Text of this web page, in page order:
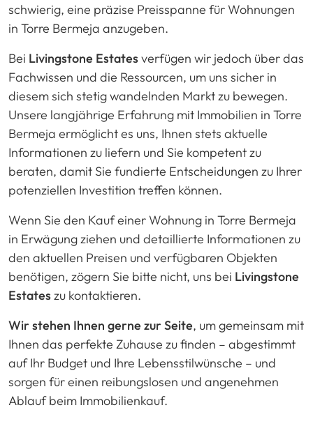
schwierig, eine präzise Preisspanne für Wohnungen
in Torre Bermeja anzugeben.
Bei Livingstone Estatesverfügen wir jedoch über das
Fachwissen und die Ressourcen, um uns sicher in
diesem sich stetig wandelnden Markt zu bewegen.
Unsere langjährige Erfahrung mit Immobilien in Torre
Bermeja ermöglicht es uns, Ihnen stets aktuelle
Informationen zu liefern und Sie kompetent zu
beraten, damit Sie fundierte Entscheidungen zu Ihrer
potenziellen Investition treffen können.
Wenn Sie den Kauf einer Wohnung in Torre Bermeja
in Erwägung ziehen und detaillierte Informationen zu
den aktuellen Preisen und verfügbaren Objekten
benötigen, zögern Sie bitte nicht, uns bei Livingstone
Estateszu kontaktieren.
Wir stehen Ihnen gerne zur Seite, um gemeinsam mit
Ihnen das perfekte Zuhause zu finden – abgestimmt
auf Ihr Budget und Ihre Lebensstilwünsche – und
sorgen für einen reibungslosen und angenehmen
Ablauf beim Immobilienkauf.